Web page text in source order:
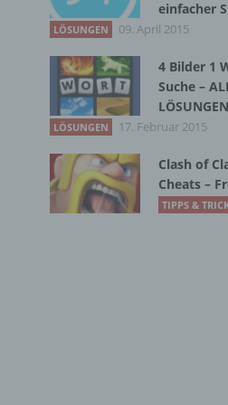
einfacher
LÖSUNGEN 09. April 2015
4 Bilder 1
Suche –
LÖSUNGEN
LÖSUNGEN 17. Februar 2015
Clash of
Cheats –
TIPPS &